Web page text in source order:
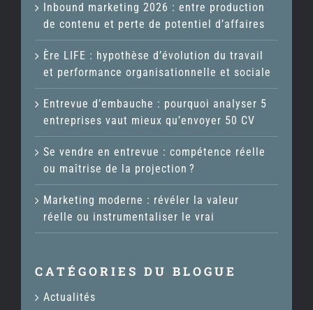
Inbound marketing 2026 : entre production
de contenu et perte de potentiel d’affaires
Ère LIFE : hypothèse d’évolution du travail
et performance organisationnelle et sociale
Entrevue d’embauche : pourquoi analyser 5
entreprises vaut mieux qu’envoyer 50 CV
Se vendre en entrevue : compétence réelle
ou maîtrise de la projection ?
Marketing moderne : révéler la valeur
réelle ou instrumentaliser le vrai
CATÉGORIES DU BLOGUE
Actualités